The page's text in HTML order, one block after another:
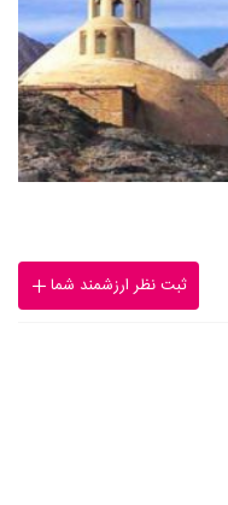
ثبت نظر ارزشمند شما